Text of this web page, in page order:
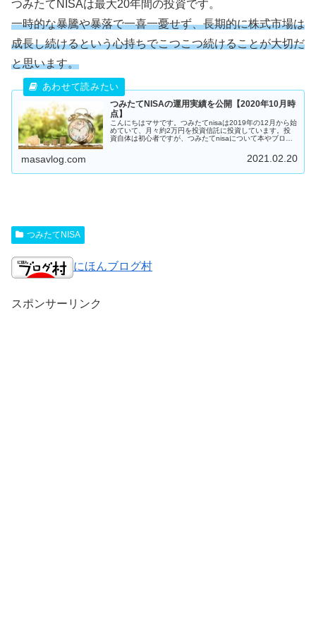
つみたてNISAは最大20年間の投資です。
一時的な暴騰や暴落で一喜一憂せず、長期的に株式市場は
成長し続けるという心持ちでこつこつ続けることが大切だ
と思います。
つみたてNISAの運用実績を公開【2020年10月時
点】
こんにちはマサです。つみたてnisaは2019年の12月から始
めていて、月々約2万円を投資信託に投資しています。投
資自体は初心者ですが、つみたてnisaについて本やブログ
masavlog.com 2021.02.20
つみたてNISA
にほんブログ村
スポンサーリンク